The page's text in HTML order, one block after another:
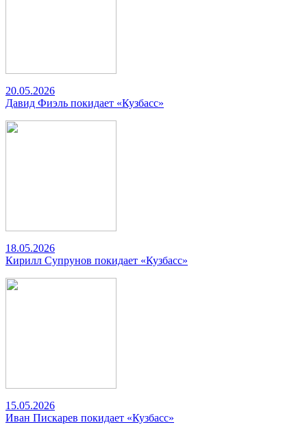
20.05.2026
Давид Фиэль покидает «Кузбасс»
18.05.2026
Кирилл Супрунов покидает «Кузбасс»
15.05.2026
Иван Пискарев покидает «Кузбасс»